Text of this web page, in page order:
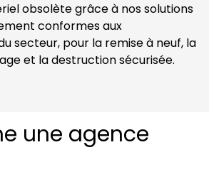
obsolète grâce à nos solutions
conformes aux
secteur, pour la remise à neuf, la
et la destruction sécurisée.
une agence